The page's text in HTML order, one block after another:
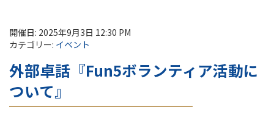
開催日: 2025年9月3日 12:30 PM
カテゴリー: イベント
外部卓話『Fun5ボランティア活動に
ついて』